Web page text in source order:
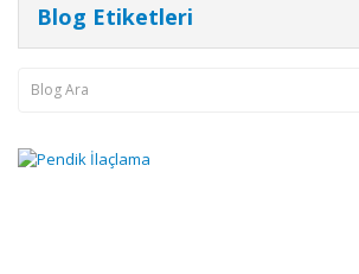
Blog Etiketleri